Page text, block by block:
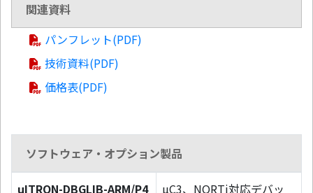
関連資料
パンフレット(PDF)
技術資料(PDF)
価格表(PDF)
ソフトウェア・オプション製品
uITRON-DBGLIB-ARM/P4
µC3、NORTi対応デバッ